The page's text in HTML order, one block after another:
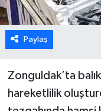
Paylaş
Zonguldak’ta
hareketlilik